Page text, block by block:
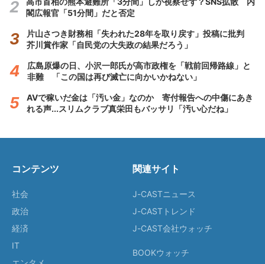
閣広報官「51分間」だと否定
片山さつき財務相「失われた28年を取り戻す」投稿に批判
芥川賞作家「自民党の大失政の結果だろう」
広島原爆の日、小沢一郎氏が高市政権を「戦前回帰路線」と
非難 「この国は再び滅亡に向かいかねない」
AVで稼いだ金は「汚い金」なのか 寄付報告への中傷にあき
れる声...スリムクラブ真栄田もバッサリ「汚い心だね」
コンテンツ
社会
政治
経済
IT
関連サイト
J-CASTニュース
J-CASTトレンド
J-CAST会社ウォッチ
BOOKウォッチ